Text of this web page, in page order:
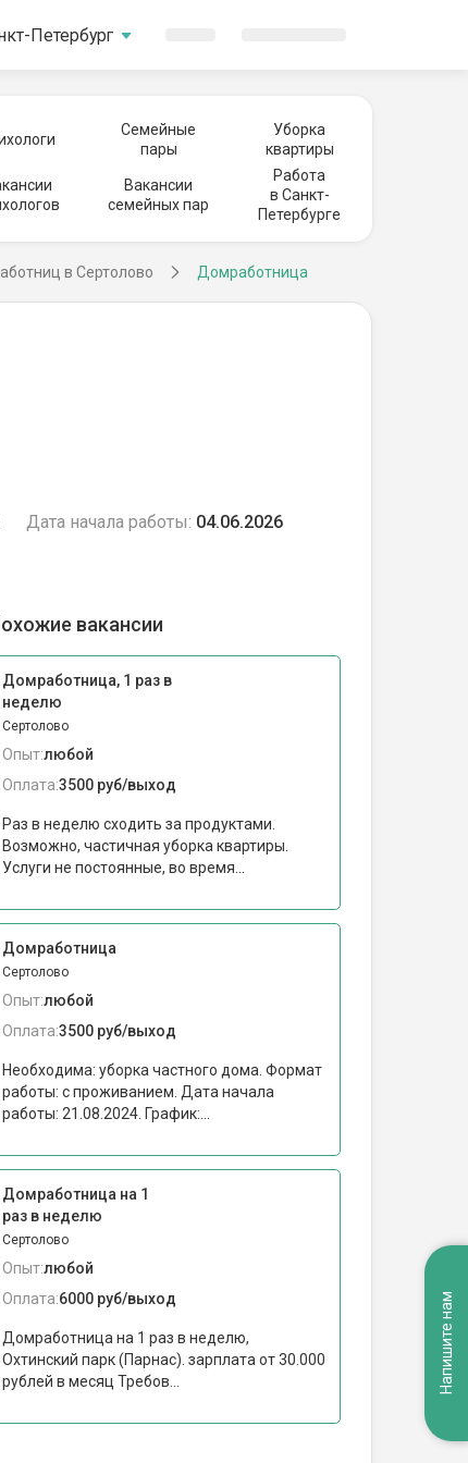
Петербург
Семейные
пары
Уборка
квартиры
Вакансии
семейных пар
Работа
в Санкт-
Петербурге
в Сертолово Домработница
Дата начала работы: 04.06.2026
вакансии
Домработница, 1 раз в
неделю
Сертолово
Опыт:любой
Оплата:3500 руб/выход
Раз в неделю сходить за продуктами.
Возможно, частичная уборка квартиры.
Услуги не постоянные, во время...
Домработница
Сертолово
Опыт:любой
Оплата:3500 руб/выход
Необходима: уборка частного дома. Формат
работы: c проживанием. Дата начала
работы: 21.08.2024. График:...
Домработница на 1
раз в неделю
Сертолово
Опыт:любой
Оплата:6000 руб/выход
Домработница на 1 раз в неделю,
Охтинский парк (Парнас). зарплата от 30.000
рублей в месяц Требов...
Напишите нам